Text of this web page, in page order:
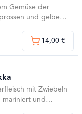
Gemüse der
und gelbem
14,00 €
mit Zwiebeln
mariniert und